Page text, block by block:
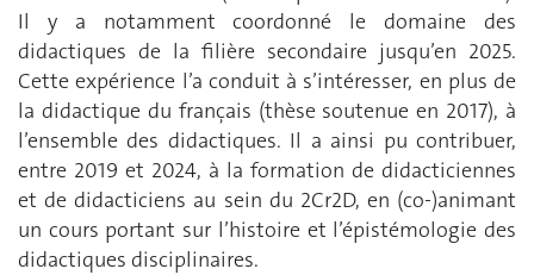
Il y a notamment coordonné le domaine des
didactiques de la filière secondaire jusqu’en 2025.
Cette expérience l’a conduit à s’intéresser, en plus de
la didactique du français (thèse soutenue en 2017), à
l’ensemble des didactiques. Il a ainsi pu contribuer,
entre 2019 et 2024, à la formation de didacticiennes
et de didacticiens au sein du 2Cr2D, en (co-)animant
un cours portant sur l’histoire et l’épistémologie des
didactiques disciplinaires.